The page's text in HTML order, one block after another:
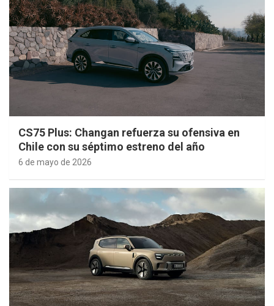
CS75 Plus: Changan refuerza su ofensiva en
Chile con su séptimo estreno del año
6 de mayo de 2026